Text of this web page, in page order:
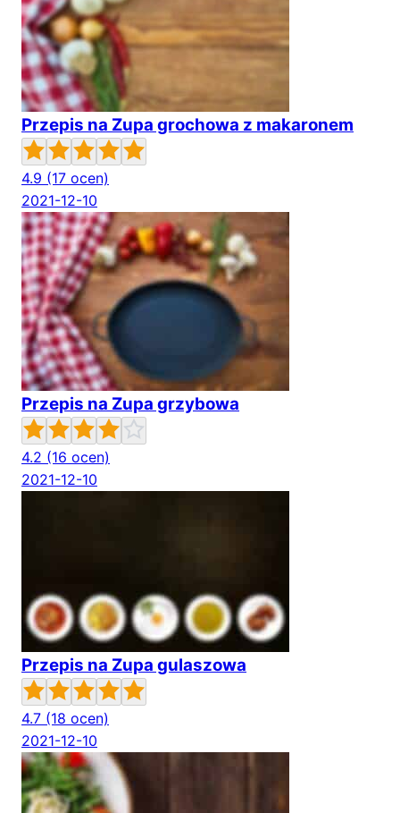
Przepis na Zupa grochowa z makaronem
4.9 (17 ocen)
2021-12-10
Przepis na Zupa grzybowa
4.2 (16 ocen)
2021-12-10
Przepis na Zupa gulaszowa
4.7 (18 ocen)
2021-12-10